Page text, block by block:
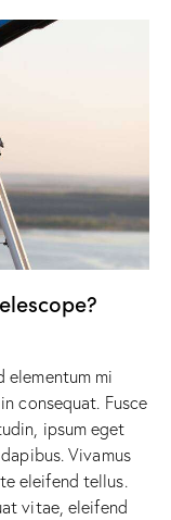
elementum mi
consequat. Fusce
ipsum eget
Vivamus
eleifend tellus.
vitae, eleifend